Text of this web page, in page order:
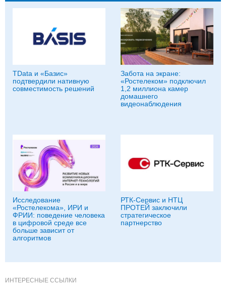
TData и «Базис»
подтвердили нативную
совместимость решений
Забота на экране:
«Ростелеком» подключил
1,2 миллиона камер
домашнего
видеонаблюдения
Исследование
«Ростелекома», ИРИ и
ФРИИ: поведение человека
в цифровой среде все
больше зависит от
алгоритмов
РТК-Сервис и НТЦ
ПРОТЕЙ заключили
стратегическое
партнерство
ИНТЕРЕСНЫЕ ССЫЛКИ